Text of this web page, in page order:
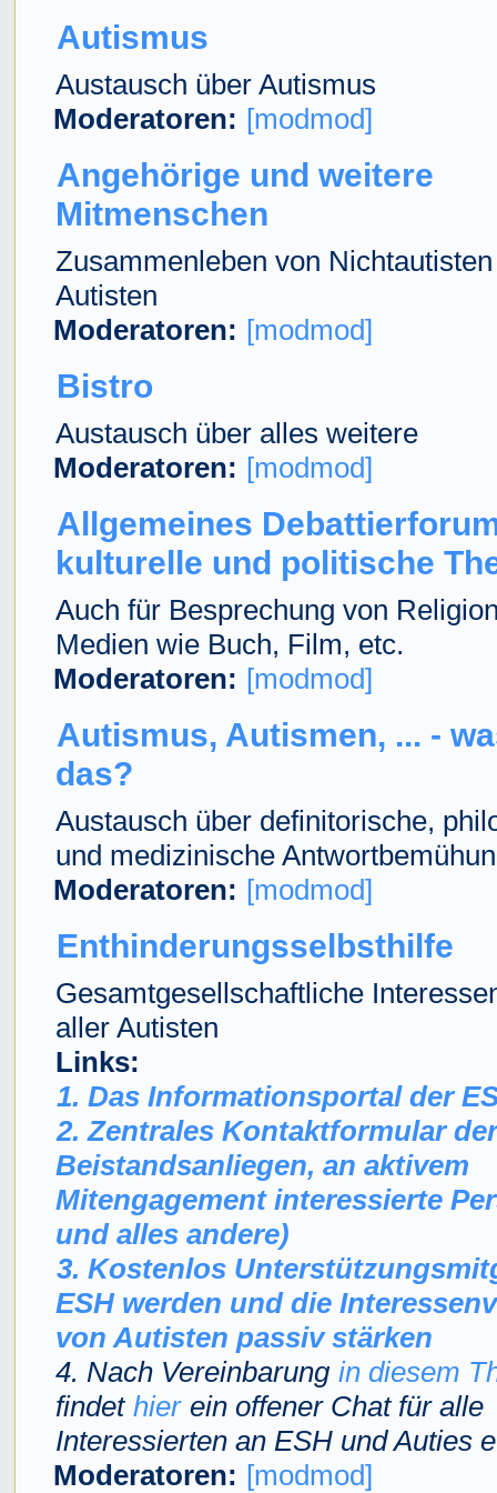
Autismus
Austausch über Autismus
Moderatoren: [modmod]
Angehörige und weitere
Mitmenschen
Zusammenleben von
Autisten
Moderatoren: [modmod]
Bistro
Austausch über alles weitere
Moderatoren: [modmod]
Allgemeines
kulturelle und politische
Auch für Besprechung von
Medien wie Buch, Film, etc.
Moderatoren: [modmod]
Autismus, Autismen, ... -
das?
Austausch über definitorische,
und medizinische
Moderatoren: [modmod]
Enthinderungsselbsthilfe
Gesamtgesellschaftliche
aller Autisten
Links:
1. Das Informationsportal der
2. Zentrales Kontaktformular
Beistandsanliegen, an aktivem
Mitengagement interessierte
und alles andere)
3. Kostenlos
ESH werden und die
von Autisten passiv stärken
4. Nach Vereinbarung in diesem
findet hierein offener Chat für alle
Interessierten an ESH und Auties
Moderatoren: [modmod]